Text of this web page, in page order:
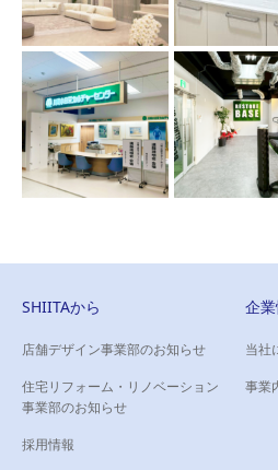
SHIITAから
店舗デザイン事業部のお知らせ
住宅リフォーム・リノベーション
事業部のお知らせ
採用情報
企
当社
事業